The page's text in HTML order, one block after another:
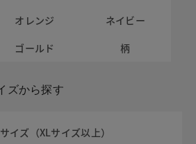
オレンジ
ネイビー
ゴールド 柄
ズから探す
イズ（XLサイズ以上）